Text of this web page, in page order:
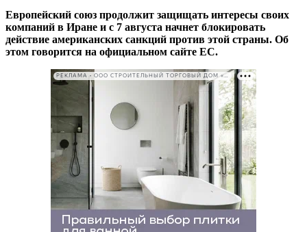
Европейский союз продолжит защищать интересы своих
компаний в Иране и с 7 августа начнет блокировать
действие американских санкций против этой страны. Об
этом говорится на официальном сайте ЕС.
РЕКЛАМА • ООО СТРОИТЕЛЬНЫЙ ТОРГОВЫЙ ДОМ «ПЕТРОВИЧ». ИНН: 7802348846